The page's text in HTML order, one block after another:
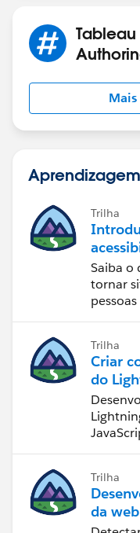
Trilha
Saiba o
tornar
Trilha
Criar
do
Trilha
da